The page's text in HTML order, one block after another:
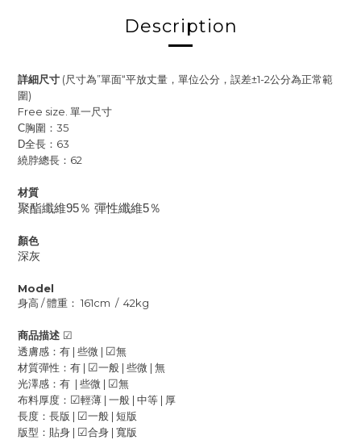
Description
詳細尺寸 (尺寸為”單面“平放丈量，單位公分，誤差±1-2公分為正常範
圍)
Free size. 單一尺寸
C胸圍：35
D全長：63
繞脖總長：62
材質
聚酯纖維95％ 彈性纖維5％
顏色
深灰
Model
身高/體重： 161cm / 42kg
商品描述 ☑
透膚感：有 | 些微 | ☑無
材質彈性：有 | ☑一般 | 些微 | 無
光澤感：有 | 些微 | ☑無
布料厚度： ☑輕薄 | 一般 | 中等 | 厚
長度：長版 | ☑一般 | 短版
版型：貼身 | ☑合身 | 寬版